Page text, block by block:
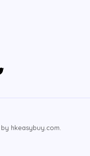
hkeasybuy.com.